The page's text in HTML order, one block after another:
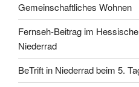
Gemeinschaftliches Wohnen
Fernseh-Beitrag im
Niederrad
BeTrift in Niederrad beim 5.